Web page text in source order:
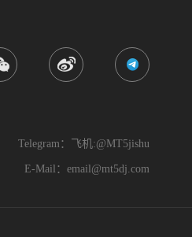
Telegram：飞机:@MT5jishu
E-Mail：email@mt5dj.com